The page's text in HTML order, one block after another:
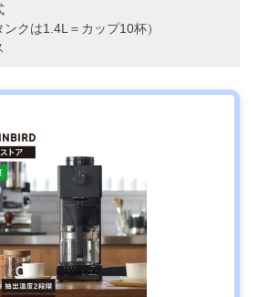
ンクは1.4L＝カップ10杯）